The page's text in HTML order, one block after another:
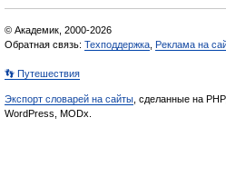
© Академик, 2000-2026
Обратная связь: Техподдержка Реклама на
👣 Путешествия
Экспорт словарей на сайты , сделанные на PHP,
WordPress, MODx.